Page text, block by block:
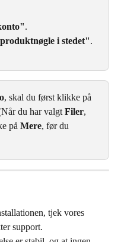
.
i stedet".
, skal du først klikke på
du har valgt Filer,
på Mere, før du
tjek vores
support.